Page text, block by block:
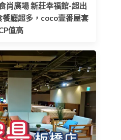
尚廣場 新莊幸福館-超出
廳超多，coco壹番屋套
值高